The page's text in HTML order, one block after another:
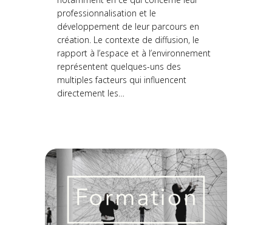
professionnalisation et le
développement de leur parcours en
création. Le contexte de diffusion, le
rapport à l’espace et à l’environnement
représentent quelques-uns des
multiples facteurs qui influencent
directement les…